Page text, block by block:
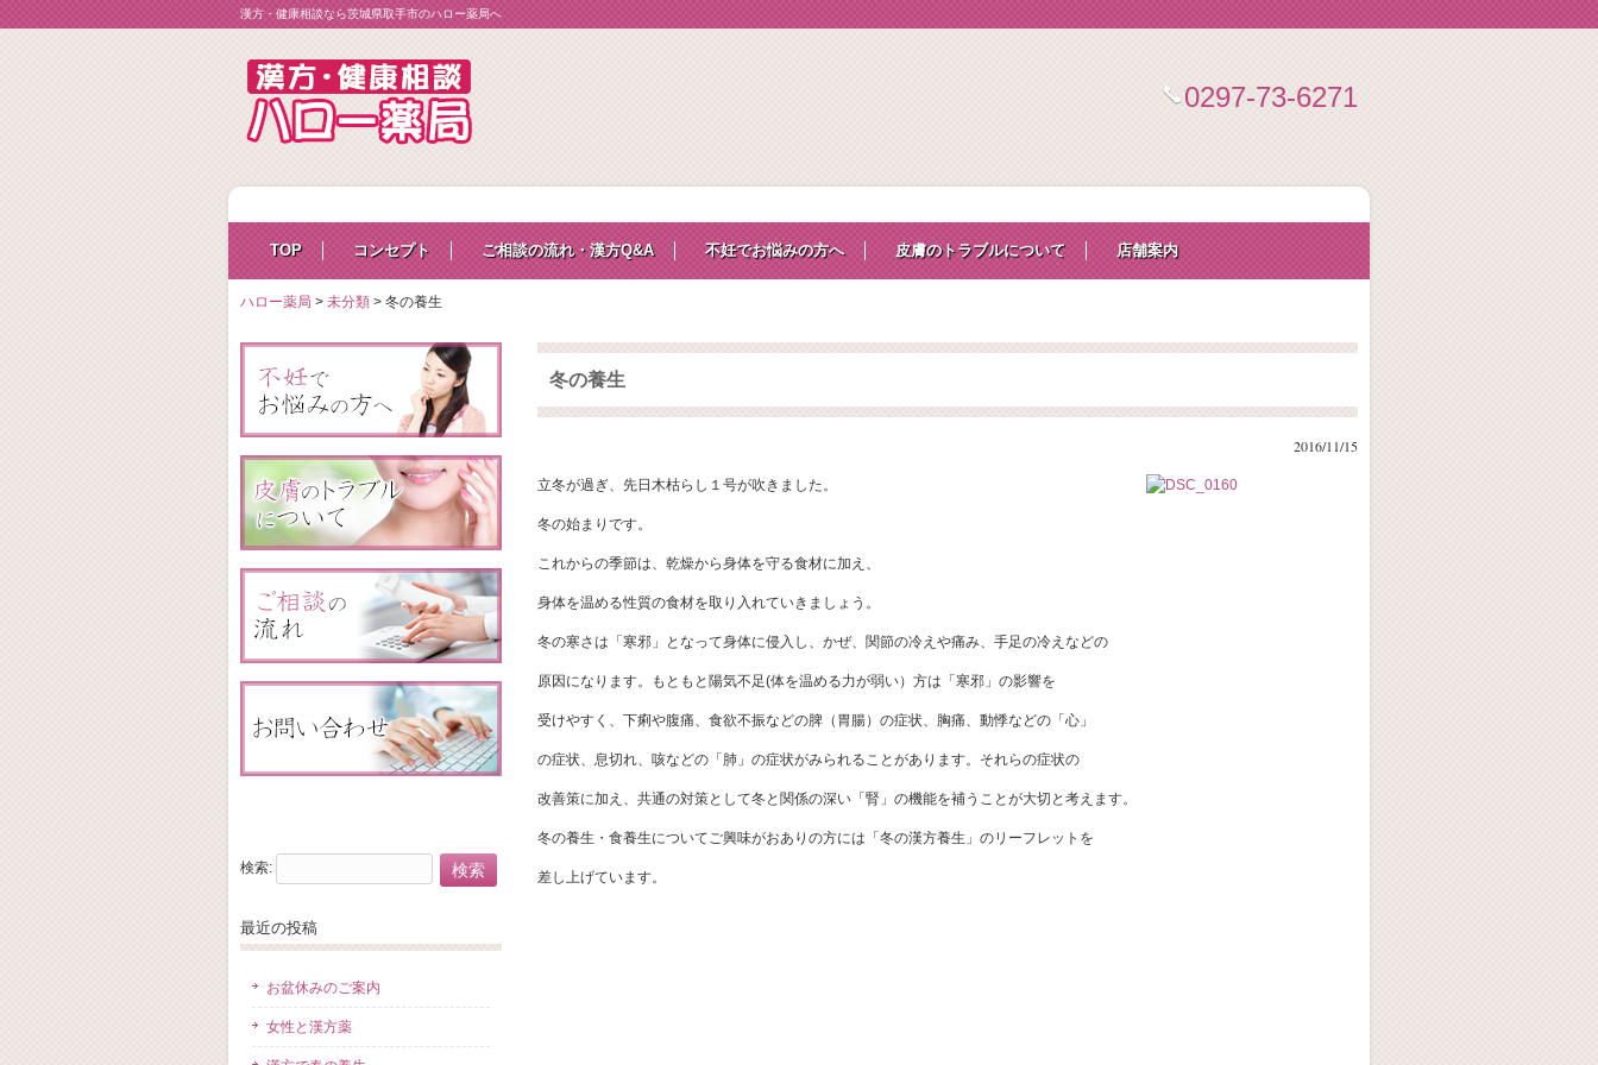
漢方・健康相談なら茨城県取手市のハロー薬局へ
0297-73-6271
TOP コンセプト ご相談の流れ・漢方Q&A 不妊でお悩みの方へ 皮膚のトラブルについて 店舗案内
ハロー薬局 > 未分類 > 冬の養生
冬の養生
2016/11/15
立冬が過ぎ、先日木枯らし１号が吹きました。
冬の始まりです。
これからの季節は、乾燥から身体を守る食材に加え、
身体を温める性質の食材を取り入れていきましょう。
冬の寒さは「寒邪」となって身体に侵入し、かぜ、関節の冷えや痛み、手足の冷えなどの
原因になります。もともと陽気不足(体を温める力が弱い）方は「寒邪」の影響を
受けやすく、下痢や腹痛、食欲不振などの脾（胃腸）の症状、胸痛、動悸などの「心」
の症状、息切れ、咳などの「肺」の症状がみられることがあります。それらの症状の
改善策に加え、共通の対策として冬と関係の深い「腎」の機能を補うことが大切と考えます。
冬の養生・食養生についてご興味がおありの方には「冬の漢方養生」のリーフレットを
差し上げています。
検索:
最近の投稿
お盆休みのご案内
女性と漢方薬